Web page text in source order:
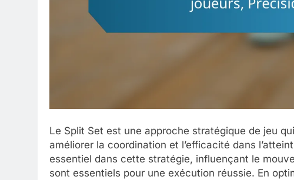
Le Split Set est une approche stratégique de jeu
améliorer la coordination et l’efficacité dans
essentiel dans cette stratégie, influençant le
sont essentiels pour une exécution réussie. En